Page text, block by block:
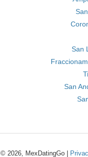
San
San
© 2026, MexDatingGo |